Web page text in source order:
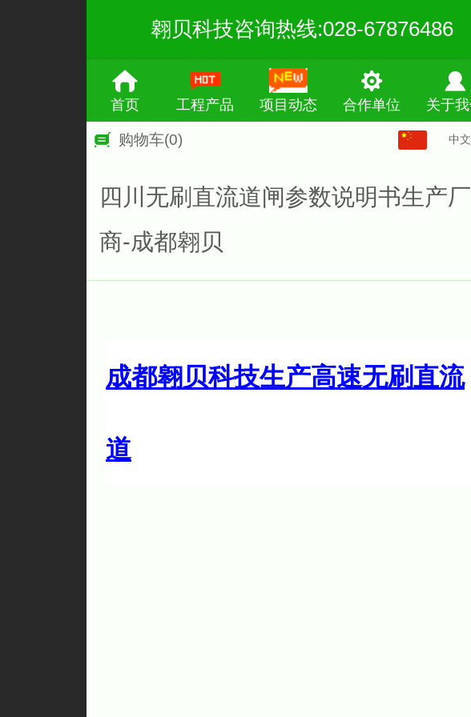
翱贝科技咨询热线:028-67876486
首页 工程产品 项目动态 合作单位 关于
购物车(0) 中文
四川无刷直流道闸参数说明书生产厂
商-成都翱贝
成都翱贝科技生产高速无刷直流
道